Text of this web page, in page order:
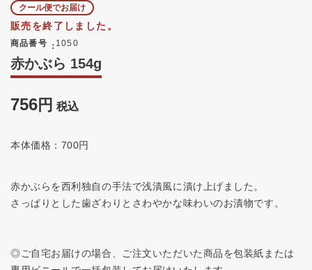
クール便でお届け
販売を終了しました。
商品番号 1050
赤かぶら 154g
756 税込
本体価格：700円
赤かぶらを西利独自の手法で浅漬風に漬け上げました。
さっぱりとした歯ざわりとさわやかな味わいのお漬物です。
◎ご自宅お届けの場合、ご注文いただいた商品を包装紙または